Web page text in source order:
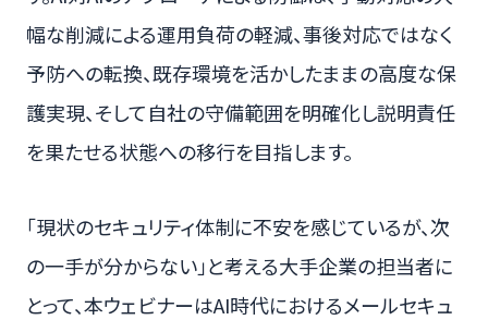
幅な削減による運用負荷の軽減、事後対応ではなく
予防への転換、既存環境を活かしたままの高度な保
護実現、そして自社の守備範囲を明確化し説明責任
を果たせる状態への移行を目指します。
「現状のセキュリティ体制に不安を感じているが、次
の一手が分からない」と考える大手企業の担当者に
とって、本ウェビナーはAI時代におけるメールセキュ